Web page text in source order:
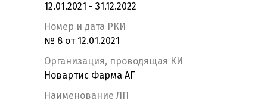
12.01.2021 - 31.12.2022
Номер и дата РКИ
№ 8 от 12.01.2021
Организация, проводящая КИ
Новартис Фарма АГ
Наименование ЛП